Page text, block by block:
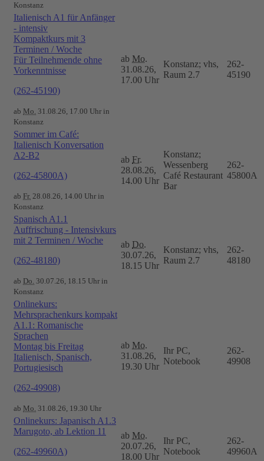
Konstanz
Italienisch A1 für Anfänger
- intensiv
Kompaktkurs mit 3
Terminen / Woche
Für Teilnehmende ohne
Vorkenntnisse
(262-45190)
ab Mo. 31.08.26, 17.00 Uhr in
Konstanz
ab Mo.
31.08.26,
17.00 Uhr
Konstanz; vhs,
Raum 2.7
262-
45190
Sommer im Café:
Italienisch Konversation
A2-B2
(262-45800A)
ab Fr. 28.08.26, 14.00 Uhr in
Konstanz
ab Fr.
28.08.26,
14.00 Uhr
Konstanz;
Wessenberg
Café Restaurant
Bar
262-
45800A
Spanisch A1.1
Auffrischung - Intensivkurs
mit 2 Terminen / Woche
(262-48180)
ab Do. 30.07.26, 18.15 Uhr in
Konstanz
ab Do.
30.07.26,
18.15 Uhr
Konstanz; vhs,
Raum 2.7
262-
48180
Onlinekurs:
Mehrsprachenkurs kompakt
A1.1: Romanische
Sprachen
Montag bis Freitag
Italienisch, Spanisch,
Portugiesisch
(262-49908)
ab Mo. 31.08.26, 19.30 Uhr
ab Mo.
31.08.26,
19.30 Uhr
Ihr PC,
Notebook
262-
49908
Onlinekurs: Japanisch A1.3
Marugoto, ab Lektion 11
(262-49960A)
ab Mo.
20.07.26,
18.00 Uhr
Ihr PC,
Notebook
262-
49960A